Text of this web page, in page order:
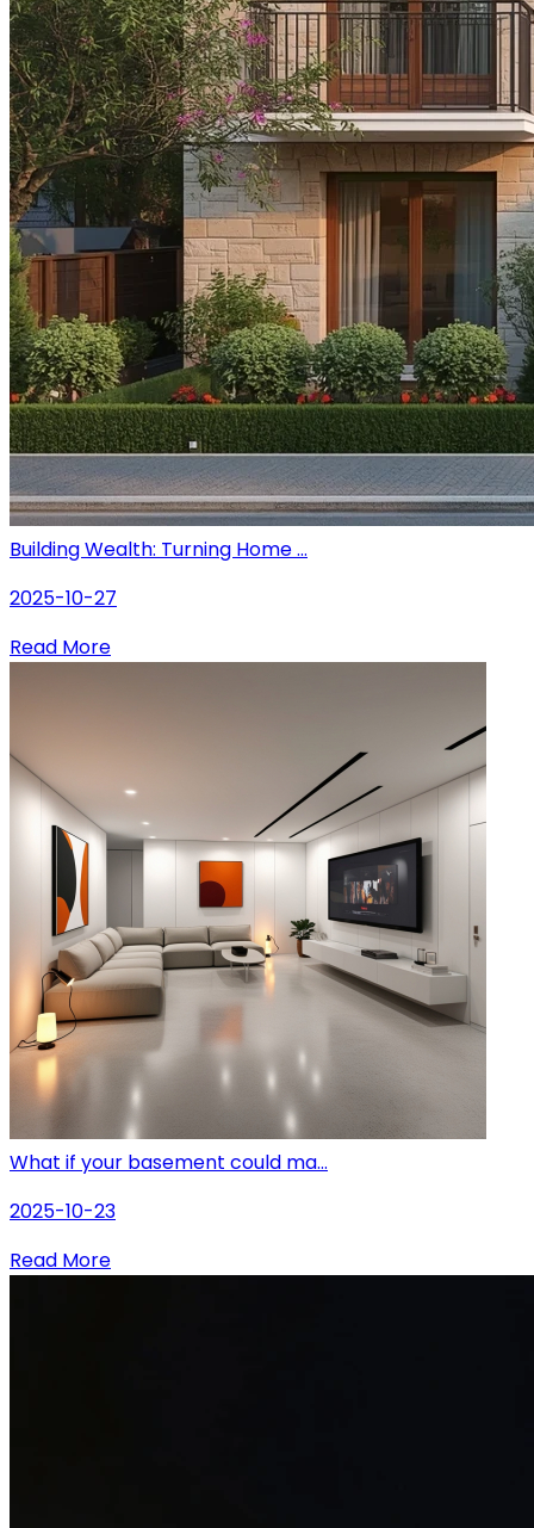
Building Wealth: Turning Home ...
2025-10-27
Read More
What if your basement could ma...
2025-10-23
Read More